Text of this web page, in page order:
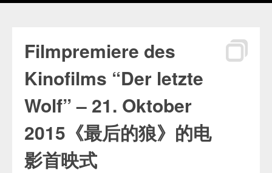
Filmpremiere des
Kinofilms “Der letzte
Wolf” – 21. Oktober
2015《最后的狼》的电
影首映式